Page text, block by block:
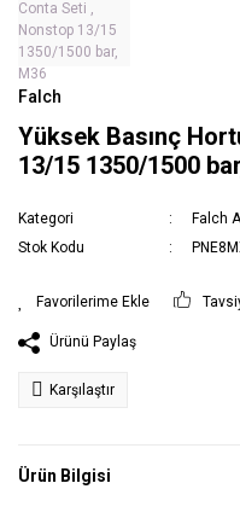
Falch
Yüksek Basınç
13/15 1350/1500
Kategori
Falch
Stok Kodu
Ürünü Paylaş
Karşılaştır
Ürün Bilgisi